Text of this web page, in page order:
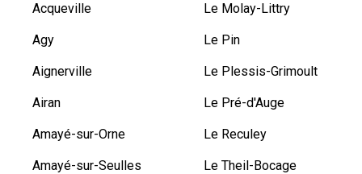
Acqueville
Agy
Aignerville
Airan
Amayé-sur-Orne
Amayé-sur-Seulles
Le Molay-Littry
Le Pin
Le Plessis-Grimoult
Le Pré-d'Auge
Le Reculey
Le Theil-Bocage